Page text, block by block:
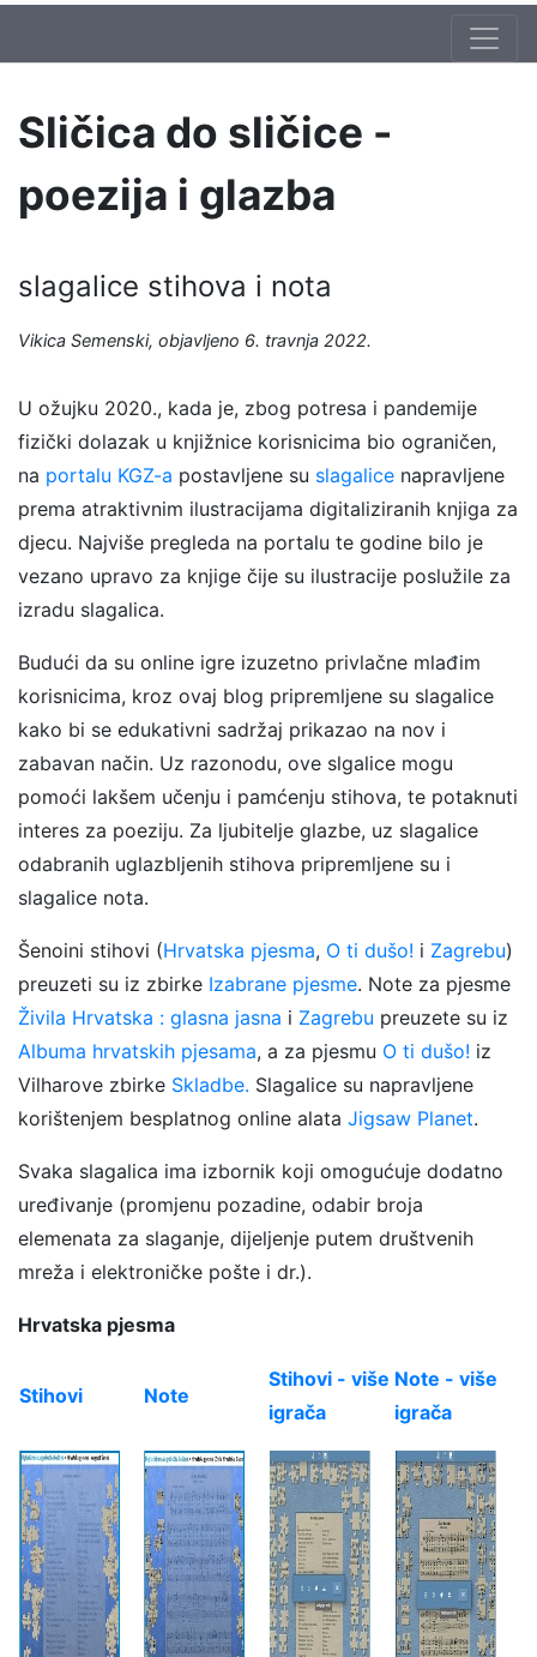
Sličica do sličice -
poezija i glazba
slagalice stihova i nota
Vikica Semenski, objavljeno 6. travnja 2022.
U ožujku 2020., kada je, zbog potresa i pandemije
fizički dolazak u knjižnice korisnicima bio ograničen,
na portalu KGZ-a postavljene su slagalice napravljene
prema atraktivnim ilustracijama digitaliziranih knjiga za
djecu. Najviše pregleda na portalu te godine bilo je
vezano upravo za knjige čije su ilustracije poslužile za
izradu slagalica.
Budući da su online igre izuzetno privlačne mlađim
korisnicima, kroz ovaj blog pripremljene su slagalice
kako bi se edukativni sadržaj prikazao na nov i
zabavan način. Uz razonodu, ove slgalice mogu
pomoći lakšem učenju i pamćenju stihova, te potaknuti
interes za poeziju. Za ljubitelje glazbe, uz slagalice
odabranih uglazbljenih stihova pripremljene su i
slagalice nota.
Šenoini stihovi (Hrvatska pjesma, O ti dušo! i Zagrebu)
preuzeti su iz zbirke Izabrane pjesme. Note za pjesme
Živila Hrvatska : glasna jasna i Zagrebu preuzete su iz
Albuma hrvatskih pjesama, a za pjesmu O ti dušo! iz
Vilharove zbirke Skladbe. Slagalice su napravljene
korištenjem besplatnog online alata Jigsaw Planet.
Svaka slagalica ima izbornik koji omogućuje dodatno
uređivanje (promjenu pozadine, odabir broja
elemenata za slaganje, dijeljenje putem društvenih
mreža i elektroničke pošte i dr.).
Hrvatska pjesma
Stihovi Note
Stihovi - više
igrača
Note - više
igrača